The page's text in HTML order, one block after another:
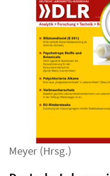
Meyer (Hrsg.)